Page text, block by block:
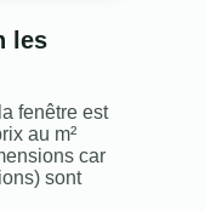
les
fenêtre est
au m²
car
sont